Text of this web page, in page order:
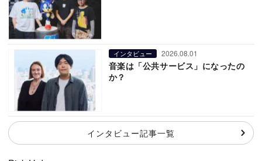
インタビュー 2026.08.01
音楽は「公共サービス」になったの
か？
インタビュー記事一覧